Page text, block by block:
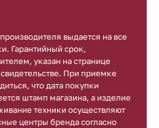
выдается на все
Гарантийный срок,
указан на странице
При приемке
что дата покупки
штамп магазина, а изделие
техники осуществляют
центры бренда согласно